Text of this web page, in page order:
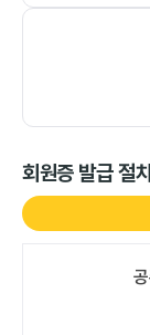
회원증 발급 절